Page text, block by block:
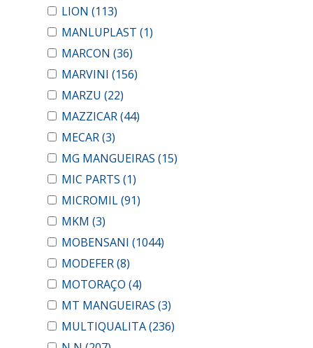
LION (113)
MANLUPLAST (1)
MARCON (36)
MARVINI (156)
MARZU (22)
MAZZICAR(44)
MECAR(3)
MG MANGUEIRAS (15)
MIC PARTS (1)
MICROMIL(91)
MKM (3)
MOBENSANI (1044)
MODEFER(8)
MOTORAÇO (4)
MT MANGUEIRAS (3)
MULTIQUALITA(236)